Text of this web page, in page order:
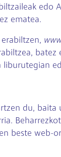
ematea.
du,
beste